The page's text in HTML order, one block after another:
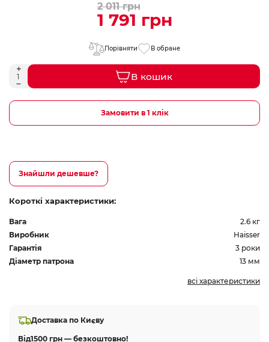
2 011 грн
1 791 грн
Порівняти В обране
В кошик
Замовити в 1 клік
Знайшли дешевше?
Короткі характеристики:
Вага
2.6 кг
Виробник
Haisser
Гарантія
3 роки
Діаметр патрона
13 мм
всі характеристики
Доставка по Києву
Від1500 грн — безкоштовно!